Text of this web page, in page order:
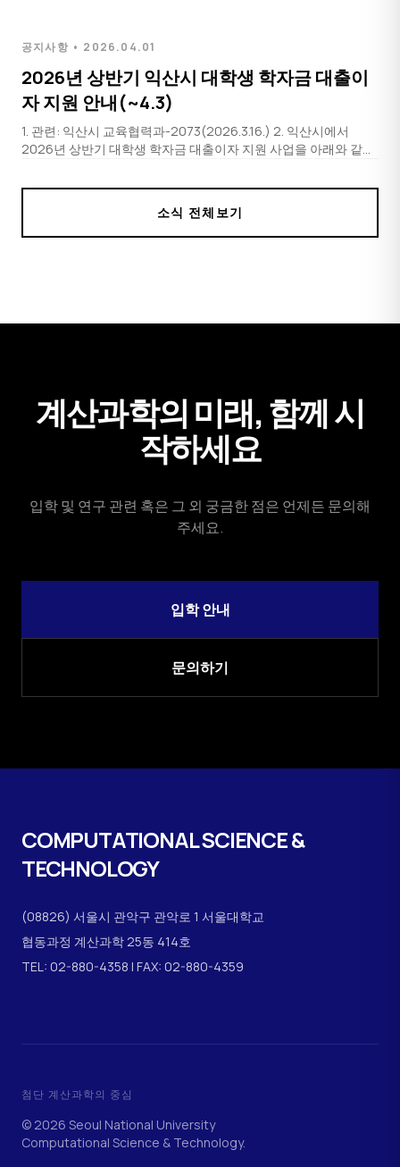
공지사항 • 2026.04.01
2026년 상반기 익산시 대학생 학자금 대출이
자 지원 안내(~4.3)
1. 관련: 익산시 교육협력과-2073(2026.3.16.) 2. 익산시에서
2026년 상반기 대학생 학자금 대출이자 지원 사업을 아래와 같이
내용: 2017년부터 한국장학재단을 통해…
소식 전체보기
계산과학의 미래, 함께 시
작하세요
입학 및 연구 관련 혹은 그 외 궁금한 점은 언제든 문의해
주세요.
입학 안내
문의하기
COMPUTATIONALSCIENCE &
TECHNOLOGY
(08826) 서울시 관악구 관악로 1 서울대학교
협동과정 계산과학 25동 414호
TEL: 02-880-4358 | FAX: 02-880-4359
첨단 계산과학의 중심
© 2026 Seoul National University
Computational Science & Technology.